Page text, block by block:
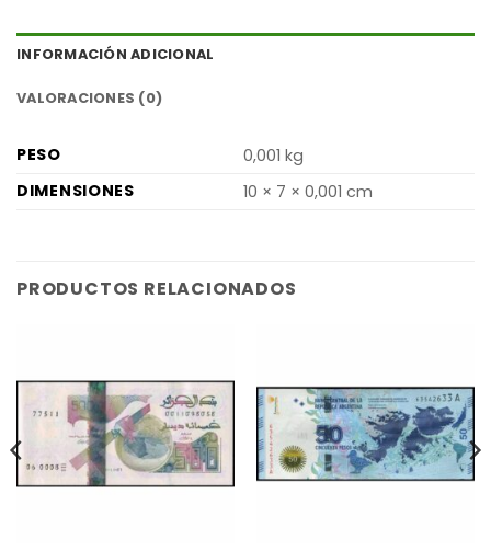
INFORMACIÓN ADICIONAL
VALORACIONES (0)
PESO
0,001 kg
DIMENSIONES
10 × 7 × 0,001 cm
PRODUCTOS RELACIONADOS